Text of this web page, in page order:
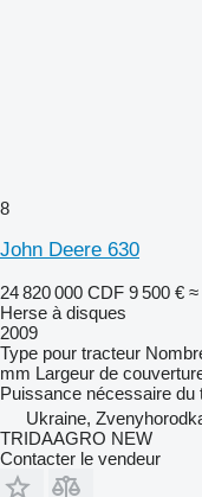
8
John Deere 630
24 820 000 CDF 9 500 € ≈
Herse à disques
2009
Type pour tracteur
mm Largeur de
Puissance nécessaire du
Ukraine,
TRIDAAGRO NEW
Contacter le vendeur